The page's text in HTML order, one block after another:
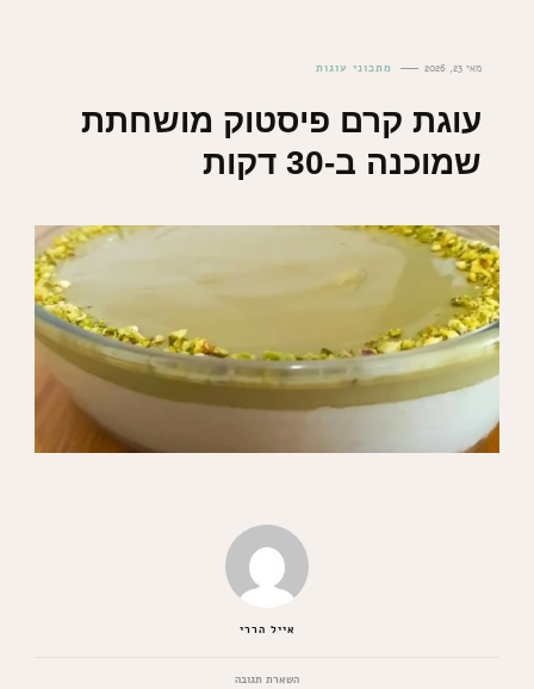
מאי 23, 2026 מתכוני עוגות
עוגת קרם פיסטוק מושחתת
שמוכנה ב-30 דקות
אייל הררי
השארת תגובהבנושא